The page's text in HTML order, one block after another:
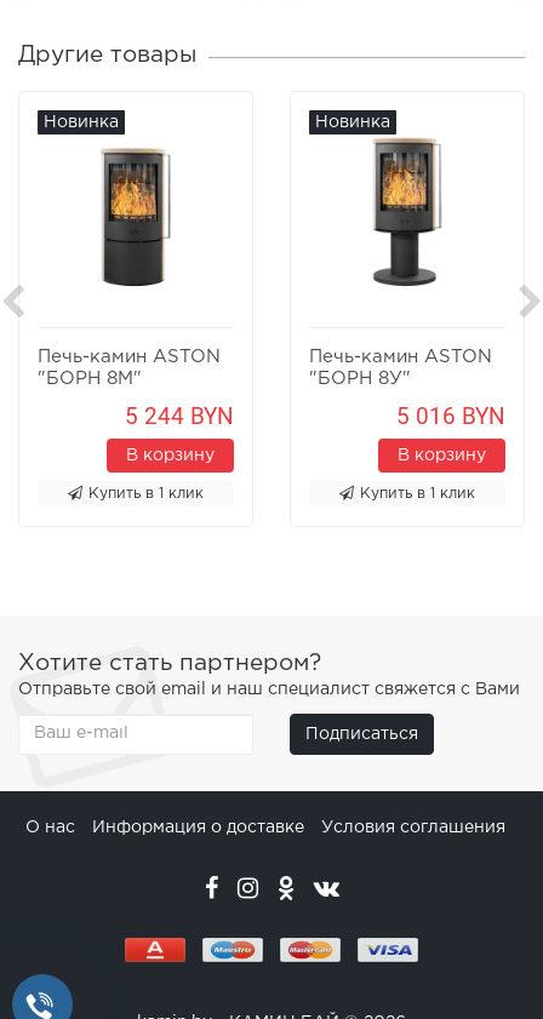
Другие товары
Новинка
Печь-камин ASTON
"БОРН 8М"
5 244 BYN
В корзину
Купить в 1 клик
Новинка
Печь-камин ASTON
"БОРН 8У"
5 016 BYN
В корзину
Купить в 1 клик
Хотите стать партнером?
Отправьте свой email и наш специалист свяжется с Вами
Подписаться
О нас Информация о доставке Условия соглашения